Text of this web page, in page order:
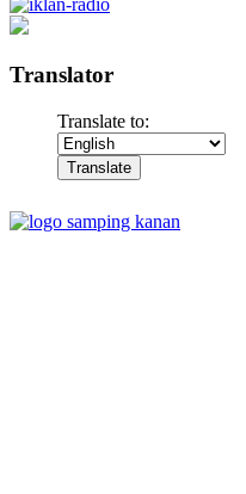
Translator
Translate to: